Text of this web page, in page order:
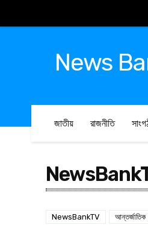
News
জাতীয় রাজনীতি
NewsBankTV আন্তর্জাতিক